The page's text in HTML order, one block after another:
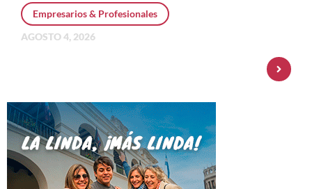
Empresarios & Profesionales
AGOSTO 4, 2026